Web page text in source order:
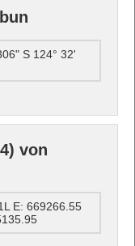
S 124° 32'
von
E: 669266.55